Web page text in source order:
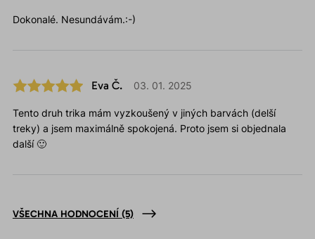
Dokonalé. Nesundávám.:-)
Eva Č. 03. 01. 2025
Tento druh trika mám vyzkoušený v jiných barvách (delší
treky) a jsem maximálně spokojená. Proto jsem si objednala
další 🙂
VŠECHNA HODNOCENÍ (5)